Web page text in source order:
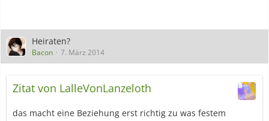
Heiraten?
Bacon 7. März 2014
Zitat von LalleVonLanzeloth
das macht eine Beziehung erst richtig zu was festem